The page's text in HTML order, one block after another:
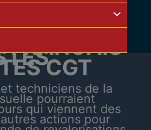
FRANCAIS
CGT
techniciens de la
pourraient
qui viennent des
actions pour